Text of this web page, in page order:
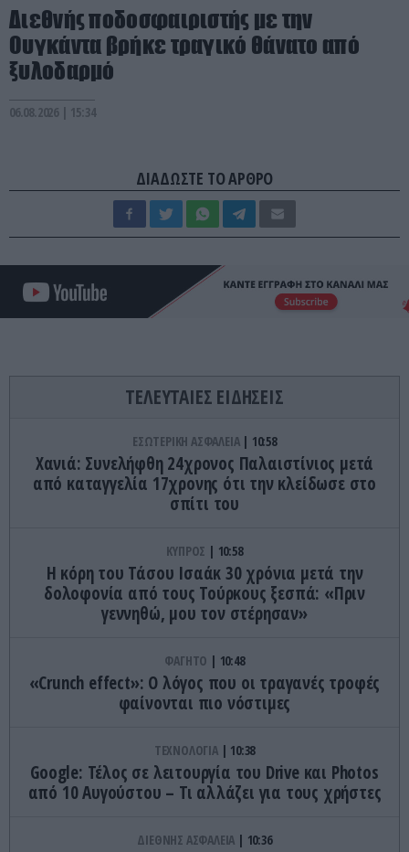
Διεθνής ποδοσφαιριστής με την
Ουγκάντα βρήκε τραγικό θάνατο από
ξυλοδαρμό
06.08.2026 | 15:34
ΔΙΑΔΩΣΤΕ ΤΟ ΑΡΘΡΟ
ΤΕΛΕΥΤΑΙΕΣ ΕΙΔΗΣΕΙΣ
ΕΣΩΤΕΡΙΚΗ ΑΣΦΑΛΕΙΑ 10:58
Χανιά: Συνελήφθη 24χρονος Παλαιστίνιος μετά
από καταγγελία 17χρονης ότι την κλείδωσε στο
σπίτι του
ΚΥΠΡΟΣ 10:58
Η κόρη του Τάσου Ισαάκ 30 χρόνια μετά την
δολοφονία από τους Τούρκους ξεσπά: «Πριν
γεννηθώ, μου τον στέρησαν»
ΦΑΓΗΤΟ 10:48
«Crunch effect»: Ο λόγος που οι τραγανές τροφές
φαίνονται πιο νόστιμες
ΤΕΧΝΟΛΟΓΙΑ 10:38
Google: Τέλος σε λειτουργία του Drive και Photos
από 10 Αυγούστου – Τι αλλάζει για τους χρήστες
ΔΙΕΘΝΗΣ ΑΣΦΑΛΕΙΑ 10:36